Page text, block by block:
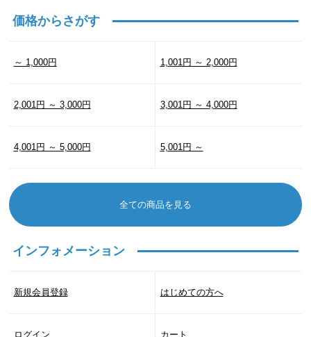
価格からさがす
～ 1,000円 1,001円 ～ 2,000円
2,001円 ～ 3,000円 3,001円 ～ 4,000円
4,001円 ～ 5,000円 5,001円 ～
全ての商品を見る
インフォメーション
新規会員登録 はじめての方へ
ログイン カート